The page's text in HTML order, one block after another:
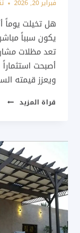
فبراير 20, 2026
هل تخيلت يوماً
يكون سبباً
تعد مظلات
أصبحت
ويعزز قيمته
قراة المزيد مظلات
–
جدة